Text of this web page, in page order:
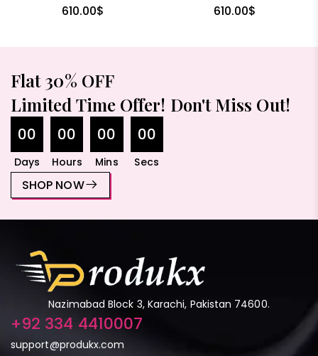
610.00$ 610.00$
Flat 30% OFF
Limited Time Offer! Don't Miss Out!
00
Days
00
Hours
00
Mins
00
Secs
SHOP NOW
Nazimabad Block 3, Karachi, Pakistan 74600.
+92 334 4410007
support@produkx.com